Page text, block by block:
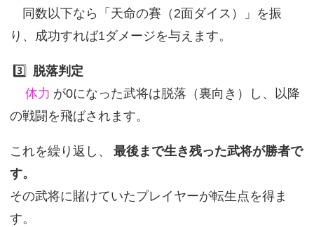
同数以下なら「天命の賽（2面ダイス）」を振
り、成功すれば1ダメージを与えます。
3️⃣
脱落判定
体力 が0になった武将は脱落（裏向き）し、以降
の戦闘を飛ばされます。
これを繰り返し、
最後まで生き残った武将が勝者で
す。
その武将に賭けていたプレイヤーが転生点を得ま
す。